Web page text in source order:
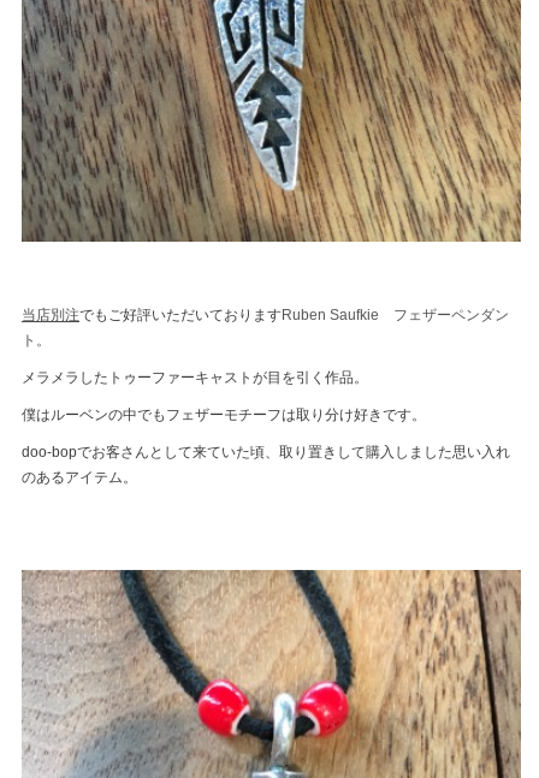
当店別注でもご好評いただいておりますRuben Saufkie フェザーペンダン
ト。
メラメラしたトゥーファーキャストが目を引く作品。
僕はルーベンの中でもフェザーモチーフは取り分け好きです。
doo-bopでお客さんとして来ていた頃、取り置きして購入しました思い入れ
のあるアイテム。